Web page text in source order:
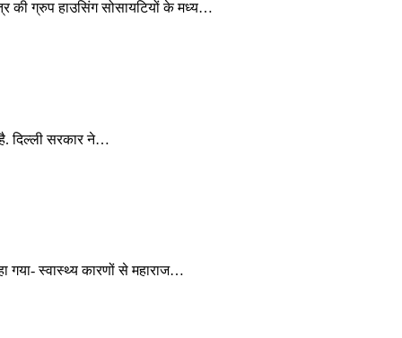
की ग्रुप हाउसिंग सोसायटियों के मध्य…
दिल्ली सरकार ने…
गया- स्वास्थ्य कारणों से महाराज…